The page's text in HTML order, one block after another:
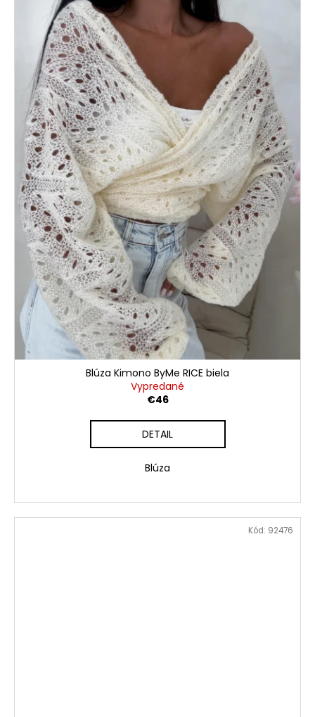
Blúza Kimono ByMe RICE biela
Vypredané
€46
DETAIL
Blúza
Kód: 92476